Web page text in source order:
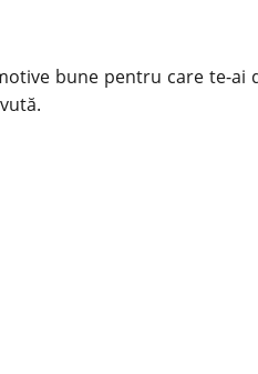
bune pentru care te-ai